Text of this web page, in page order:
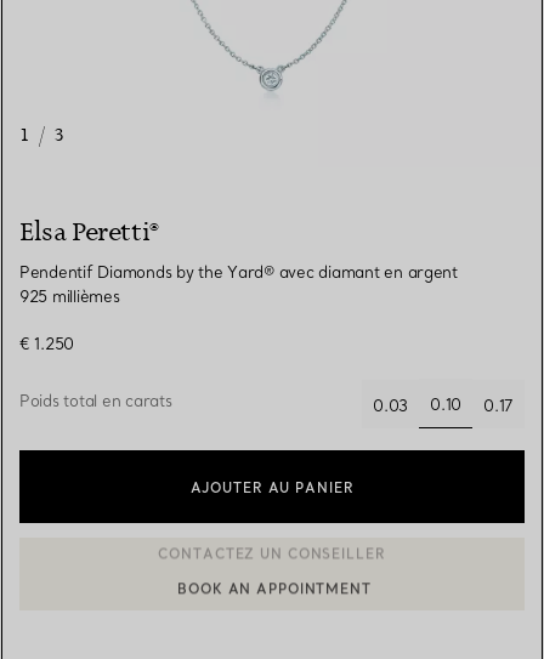
1 / 3
Elsa Peretti®
Pendentif Diamonds by the Yard® avec diamant en argent
925 millièmes
€ 1.250
Poids total en carats 0.03
0.10
sélectionnés
0.17
AJOUTER AU PANIER
CONTACTER UN CONSEILLER CLIENT OU PRENDRE RENDEZ-